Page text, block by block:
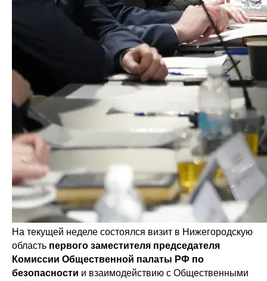
На текущей неделе состоялся визит в Нижегородскую
область первого заместителя председателя
Комиссии Общественной палаты РФ по
безопасности и взаимодействию с Общественными